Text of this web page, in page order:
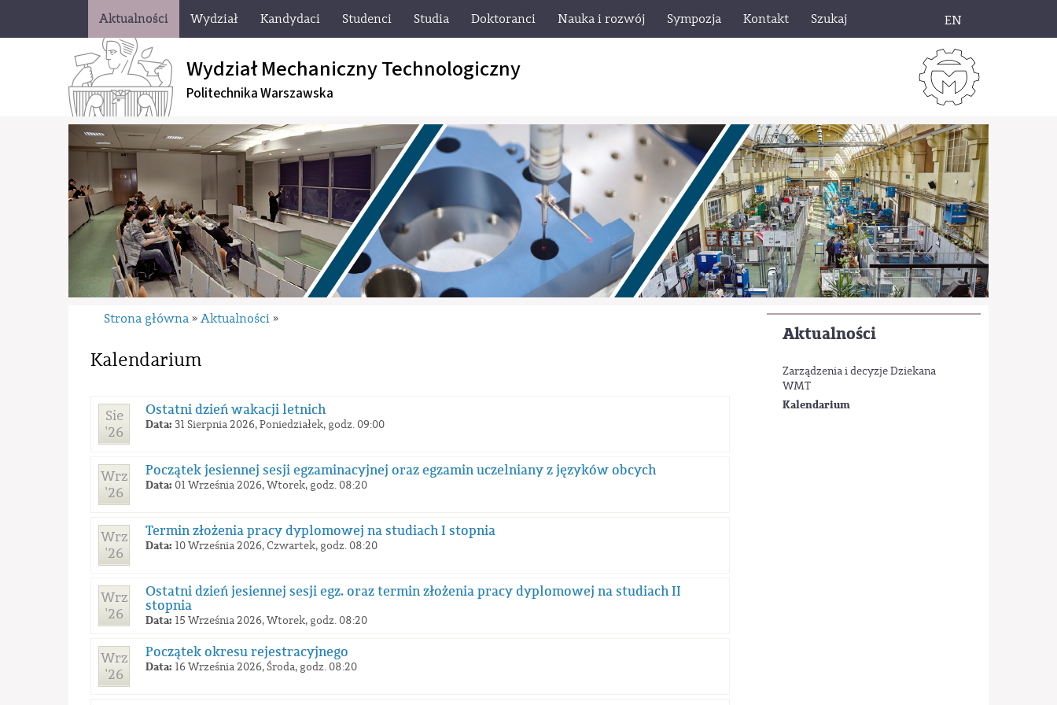
Aktualności Wydział Kandydaci Studenci Studia Doktoranci Nauka i rozwój Sympozja Kontakt Szukaj EN
Wydział Mechaniczny Technologiczny
Politechnika Warszawska
Aktualności
Zarządzenia i decyzje Dziekana
WMT
Kalendarium
Strona główna » Aktualności »
Kalendarium
Sie
'26
Ostatni dzień wakacji letnich
Data: 31 Sierpnia 2026, Poniedziałek, godz. 09:00
Wrz
'26
Początek jesiennej sesji egzaminacyjnej oraz egzamin uczelniany z języków obcych
Data: 01 Września 2026, Wtorek, godz. 08:20
Wrz
'26
Termin złożenia pracy dyplomowej na studiach I stopnia
Data: 10 Września 2026, Czwartek, godz. 08:20
Wrz
'26
Ostatni dzień jesiennej sesji egz. oraz termin złożenia pracy dyplomowej na studiach II
stopnia
Data: 15 Września 2026, Wtorek, godz. 08:20
Wrz
'26
Początek okresu rejestracyjnego
Data: 16 Września 2026, Środa, godz. 08:20